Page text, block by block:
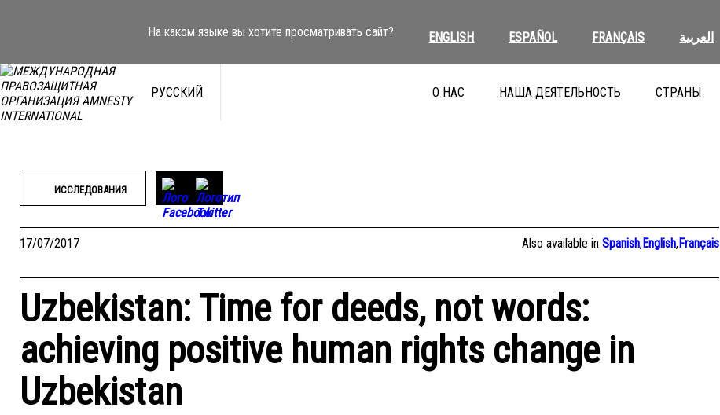
На каком языке вы хотите просматривать сайт? ENGLISH ESPAÑOL FRANÇAIS العربية
РУССКИЙ О НАС НАША ДЕЯТЕЛЬНОСТЬ СТРАНЫ
ИССЛЕДОВАНИЯ
17/07/2017 Also available inSpanish,English,Français
Uzbekistan: Time for deeds, not words:
achieving positive human rights change in
Uzbekistan